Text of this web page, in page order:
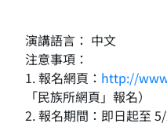
演講語言： 中文
注意事項：
1. 報名網頁： http://
「民族所網頁」報名）
2. 報名期間：即日起至